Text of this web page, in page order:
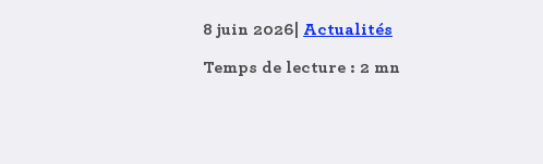
8 juin 2026 Actualités
Temps de lecture : 2 mn